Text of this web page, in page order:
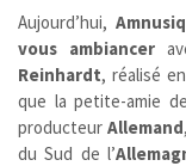
Aujourd’hui,
vous ambiancer
Reinhardt, réalisé
que la petite-amie
producteurAllemand
du Sud de l’